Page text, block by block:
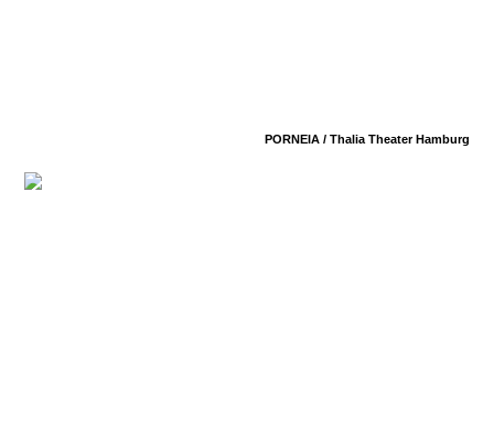
PORNEIA / Thalia Theater Hamburg